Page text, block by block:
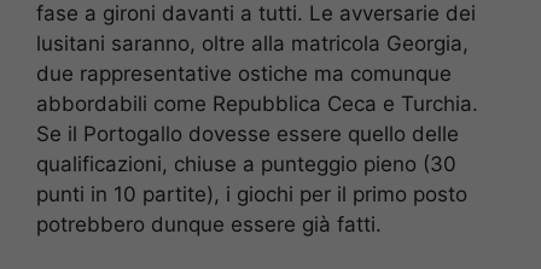
fase a gironi davanti a tutti. Le avversarie dei
lusitani saranno, oltre alla matricola Georgia,
due rappresentative ostiche ma comunque
abbordabili come Repubblica Ceca e Turchia.
Se il Portogallo dovesse essere quello delle
qualificazioni, chiuse a punteggio pieno (30
punti in 10 partite), i giochi per il primo posto
potrebbero dunque essere già fatti.